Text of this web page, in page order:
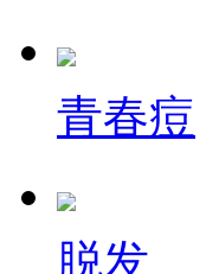
青春痘
脱发